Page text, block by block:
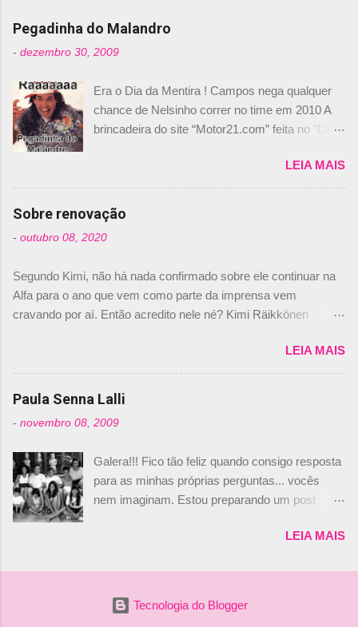
n
t
r
i
o
Pegadinha do Malandro
- dezembro 30, 2009
Era o Dia da Mentira ! Campos nega qualquer
chance de Nelsinho correr no time em 2010 A
brincadeira do site “Motor21.com” feita no "Día
de abril –, afirmando que Nelson Piquet havia
comprado 15% das ações da Campos, dando,
com isso, um lugar no time a Nelsinho Piquet,
foi esclarecida de uma vez por todas por
Daniele Audetto, diretor da escuderia. O
não será o companheiro de Bruno Senna em
2010. "Na verdade, nós recebemos uma oferta
de Piquet", admitiu Audetto. “Mas depois de ter
dois brasileiros”, explicou, dizendo ainda que
não tem nada contra o filho do tricampeão
Nelson Piquet. “Ele é um bom piloto, rápido e
experiente.” Audetto disse ainda que a suposta
não corresponde à realidade. “O suposto 15%
de investimento seria menor do que aquilo que
outros pilotos podem trazer: italianos, r...
LEIA MAIS
Sobre renovação
- outubro 08, 2020
Segundo Kimi, não há nada confirmado sobre ele continuar na
Alfa para o ano que vem como parte da imprensa vem
cravando por aí. Então acredito nele né? Kimi Räikkönen
truth but I’ve never had an option in my contract so that’s
should, pretty much, tell you that it’s not true." #Kimi7 #EifelGP
#AlfaRomeoRacing pic.twitter.com/77EDVn39Ia — Kimi
Romain falando sobre o fato do Iceman estar há tantos anos na
@RGrosjean ! #EifelGP 🇩🇪 #F1
pic.twitter.com/GSAu1LWnwW — Formula 1 (@F1) October 8,
2020 Beijinhos, Ludy
LEIA MAIS
Paula Senna Lalli
- novembro 08, 2009
Galera!!! Fico tão feliz quando consigo resposta
para as minhas próprias perguntas... vocês
nem imaginam. Estou preparando um post
nunca falei sobre ela, aqui no Octeto. No meio
aqui: Na época, rendeu um burburinho, porque
legendei a foto, dizendo que a menina ao lado
LEIA MAIS
Tecnologia do Blogger